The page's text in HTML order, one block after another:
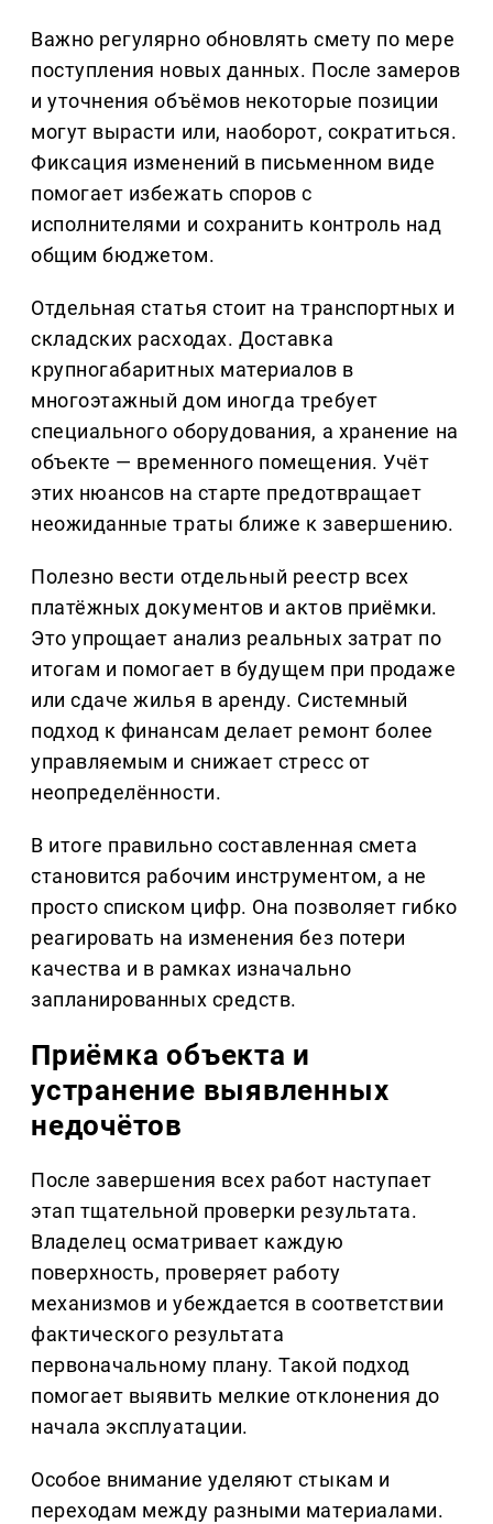
Важно регулярно обновлять смету по мере
поступления новых данных. После замеров
и уточнения объёмов некоторые позиции
могут вырасти или, наоборот, сократиться.
Фиксация изменений в письменном виде
помогает избежать споров с
исполнителями и сохранить контроль над
общим бюджетом.
Отдельная статья стоит на транспортных и
складских расходах. Доставка
крупногабаритных материалов в
многоэтажный дом иногда требует
специального оборудования, а хранение на
объекте — временного помещения. Учёт
этих нюансов на старте предотвращает
неожиданные траты ближе к завершению.
Полезно вести отдельный реестр всех
платёжных документов и актов приёмки.
Это упрощает анализ реальных затрат по
итогам и помогает в будущем при продаже
или сдаче жилья в аренду. Системный
подход к финансам делает ремонт более
управляемым и снижает стресс от
неопределённости.
В итоге правильно составленная смета
становится рабочим инструментом, а не
просто списком цифр. Она позволяет гибко
реагировать на изменения без потери
качества и в рамках изначально
запланированных средств.
Приёмка объекта и
устранение выявленных
недочётов
После завершения всех работ наступает
этап тщательной проверки результата.
Владелец осматривает каждую
поверхность, проверяет работу
механизмов и убеждается в соответствии
фактического результата
первоначальному плану. Такой подход
помогает выявить мелкие отклонения до
начала эксплуатации.
Особое внимание уделяют стыкам и
переходам между разными материалами.